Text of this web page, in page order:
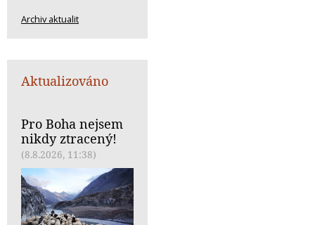
Archiv aktualit
Aktualizováno
Pro Boha nejsem
nikdy ztracený!
(8.8.2026, 11:38)